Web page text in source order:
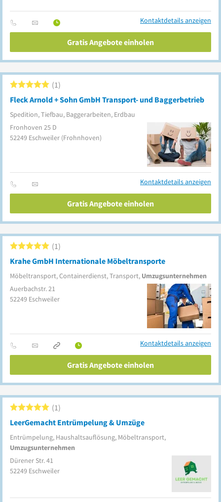
Kontaktdetails anzeigen
Gratis Angebote einholen
Fleck Arnold + Sohn GmbH Transport- und Baggerbetrieb
Spedition, Tiefbau, Baggerarbeiten, Erdbau
1
Fronhoven 25 D
52249 Eschweiler (Frohnhoven)
Kontaktdetails anzeigen
Gratis Angebote einholen
Krahe GmbH Internationale Möbeltransporte
Möbeltransport, Containerdienst, Transport, Umzugsunternehmen
1
Auerbachstr. 21
52249 Eschweiler
Kontaktdetails anzeigen
Gratis Angebote einholen
LeerGemacht Entrümpelung & Umzüge
Entrümpelung, Haushaltsauflösung, Möbeltransport,
Umzugsunternehmen
1
Dürener Str. 41
52249 Eschweiler